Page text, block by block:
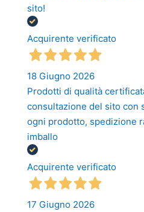
sito!
Acquirente verificato
18 Giugno 2026
Prodotti di qualità
consultazione del sito con
ogni prodotto, spedizione
imballo
Acquirente verificato
17 Giugno 2026